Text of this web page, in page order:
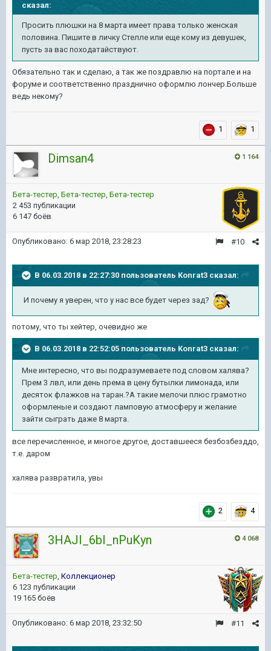
сказал:
Просить плюшки на 8 марта имеет права только женская
половина. Пишите в личку Стелле или еще кому из девушек,
пусть за вас походатайствуют.
Обязательно так и сделаю, а так же поздравлю на портале и на
форуме и соответственно празднично оформлю лончер.Больше
ведь некому?
1 1
1 164
Dimsan4
Бета-тестер, Бета-тестер, Бета-тестер
2 453 публикации
6 147 боёв
#10
Опубликовано: 6 мар 2018, 23:28:23
В 06.03.2018 в 22:27:30 пользователь Konrat3 сказал:
И почему я уверен, что у нас все будет через зад?
потому, что ты хейтер, очевидно же
В 06.03.2018 в 22:52:05 пользователь Konrat3 сказал:
Мне интересно, что вы подразумеваете под словом халява?
Прем 3 лвл, или день према в цену бутылки лимонада, или
десяток флажков на таран.?А такие мелочи плюс грамотно
оформленые и создают ламповую атмосферу и желание
зайти сыграть даже 8 марта.
все перечисленное, и многое другое, доставшееся безбозбезддо,
т.е. даром
халява развратила, увы
2 4
4 068
3HAJI_6bI_nPuKyn
Бета-тестер, Коллекционер
6 123 публикации
19 165 боёв
#11
Опубликовано: 6 мар 2018, 23:32:50